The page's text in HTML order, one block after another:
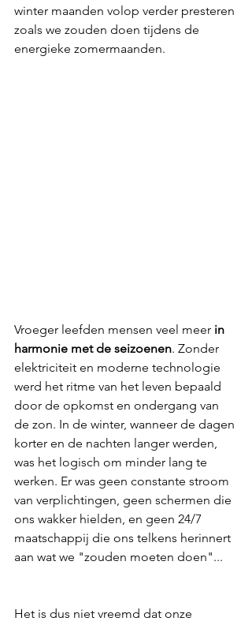
winter maanden volop verder presteren
zoals we zouden doen tijdens de
energieke zomermaanden.
Vroeger leefden mensen veel meer in
harmonie met de seizoenen. Zonder
elektriciteit en moderne technologie
werd het ritme van het leven bepaald
door de opkomst en ondergang van
de zon. In de winter, wanneer de dagen
korter en de nachten langer werden,
was het logisch om minder lang te
werken. Er was geen constante stroom
van verplichtingen, geen schermen die
ons wakker hielden, en geen 24/7
maatschappij die ons telkens herinnert
aan wat we "zouden moeten doen"...
Het is dus niet vreemd dat onze